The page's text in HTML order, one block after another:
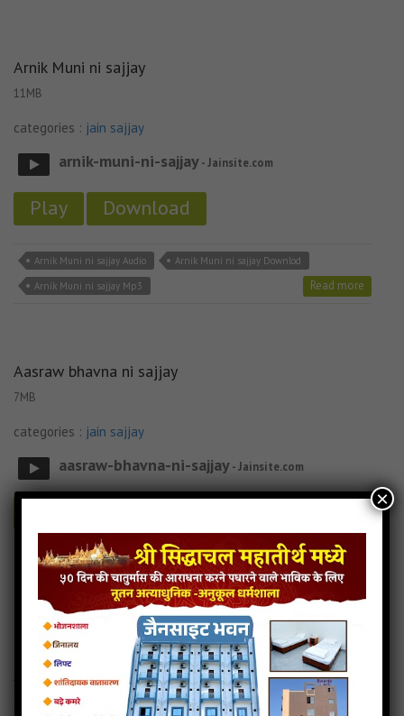
Arnik Muni ni sajjay
11MB
categories : jain sajjay
arnik-muni-ni-sajjay- Jainsite.com
Play Download
Arnik Muni ni sajjay Audio
Arnik Muni ni sajjay Downlod
Arnik Muni ni sajjay Mp3
Read more
Aasraw bhavna ni sajjay
7MB
categories : jain sajjay
aasraw-bhavna-ni-sajjay- Jainsite.com
Aasraw bhavna ni sajjay Audio
Aasraw bhavna ni sajjay Downlod
Aasraw bhavna ni sajjay Mp3
Ashuchi ni Sajjay
×